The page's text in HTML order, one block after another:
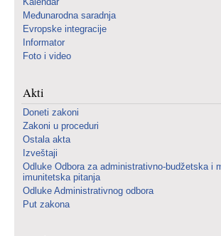
Međunarodna saradnja
Evropske integracije
Informator
Foto i video
Akti
Doneti zakoni
Zakoni u proceduri
Ostala akta
Izveštaji
Odluke Odbora za administrativno-budžetska i
imunitetska pitanja
Odluke Administrativnog odbora
Put zakona